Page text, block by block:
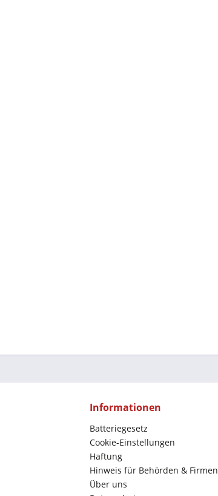
Informationen
Batteriegesetz
Cookie-Einstellungen
Haftung
Hinweis für Behörden & Firmen
Über uns